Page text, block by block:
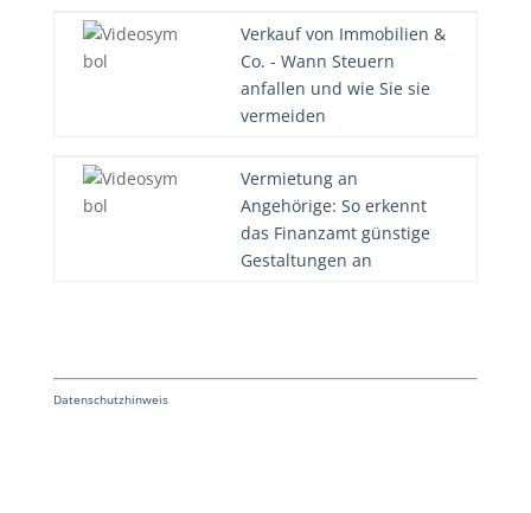
Verkauf von Immobilien &
Co. - Wann Steuern
anfallen und wie Sie sie
vermeiden
Vermietung an
Angehörige: So erkennt
das Finanzamt günstige
Gestaltungen an
Datenschutzhinweis